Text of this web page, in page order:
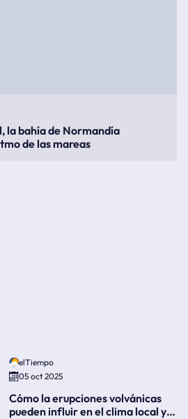
la bahía de Normandía
de las mareas
elTiempo
05 oct 2025
Cómo la erupciones volvánicas
pueden influir en el clima local y